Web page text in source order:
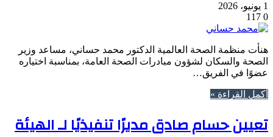
1 يونيو، 2026
0
هنأت منظمة الصحة العالمية الدكتور محمد حساني، مساعد وزير
الصحة والسكان لشؤون مبادرات الصحة العامة، بمناسبة اختياره
عضوًا في الفريق…
أكمل القراءة »
تعيين حسام صادق مديرًا تنفيذيًا لـ الهيئة